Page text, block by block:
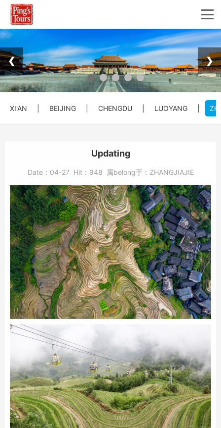
❮ ❯
XI'AN BEIJING CHENGDU LUOYANG
Updating
Date： 04-27 Hit： 948 属belong于： ZHANGJIAJIE